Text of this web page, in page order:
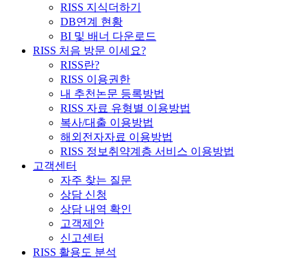
RISS 지식더하기
DB연계 현황
BI 및 배너 다운로드
RISS 처음 방문 이세요?
RISS란?
RISS 이용권한
내 추천논문 등록방법
RISS 자료 유형별 이용방법
복사/대출 이용방법
해외전자자료 이용방법
RISS 정보취약계층 서비스 이용방법
고객센터
자주 찾는 질문
상담 신청
상담 내역 확인
고객제안
신고센터
RISS 활용도 분석